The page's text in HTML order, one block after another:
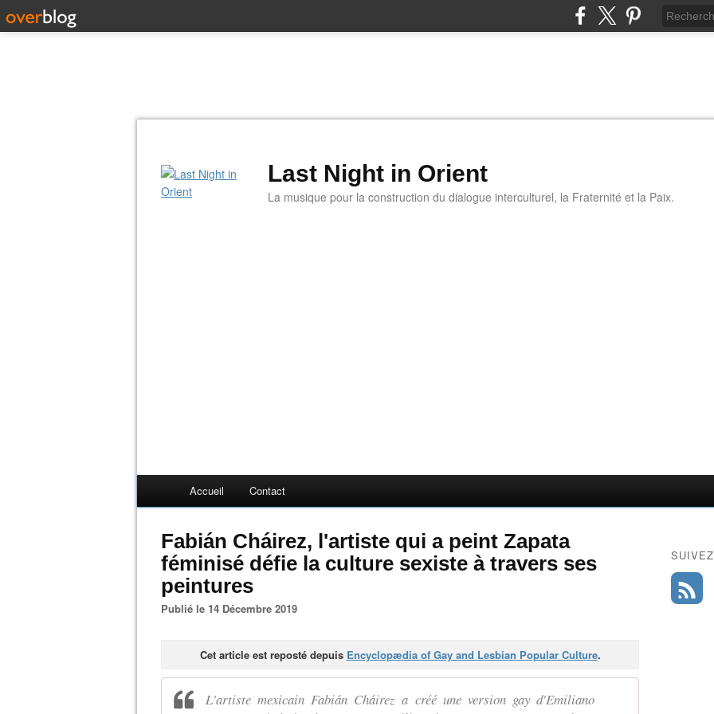
Last Night in Orient
La musique pour la construction du dialogue interculturel, la Fraternité et la Paix.
Accueil Contact
Fabián Cháirez, l'artiste qui a peint Zapata
féminisé défie la culture sexiste à travers ses
peintures
Publié le 14 Décembre 2019
Cet article est reposté depuis Encyclopædia of Gay and Lesbian Popular Culture.
L'artiste mexicain Fabián Cháirez a créé une version gay d'Emiliano